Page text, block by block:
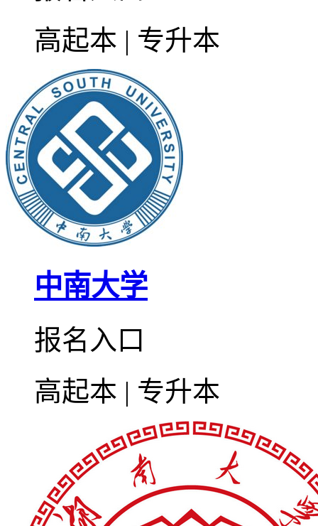
高起本 | 专升本
中南大学
报名入口
高起本 | 专升本